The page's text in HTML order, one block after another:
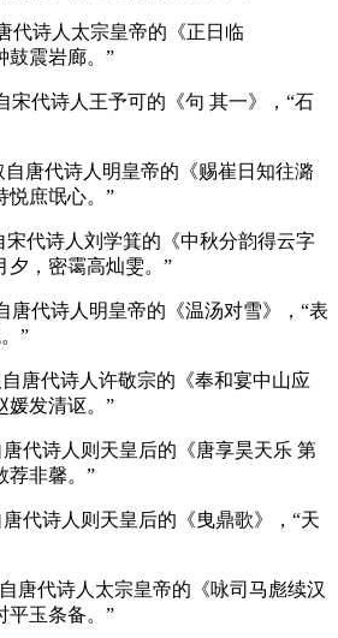
代诗人太宗皇帝的《正日临
鼓震岩廊。”
宋代诗人王予可的《句 其一》，“石
自唐代诗人明皇帝的《赐崔日知往潞
悦庶氓心。”
宋代诗人刘学箕的《中秋分韵得云字
夕，密霭高灿雯。”
唐代诗人明皇帝的《温汤对雪》，“表
”
唐代诗人许敬宗的《奉和宴中山应
媛发清讴。”
代诗人则天皇后的《唐享昊天乐 第
荐非馨。”
代诗人则天皇后的《曳鼎歌》，“天
唐代诗人太宗皇帝的《咏司马彪续汉
平玉条备。”